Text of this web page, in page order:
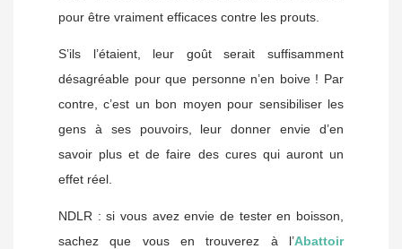
pour être vraiment efficaces contre les prouts.
S’ils l’étaient, leur goût serait suffisamment
désagréable pour que personne n’en boive ! Par
contre, c’est un bon moyen pour sensibiliser les
gens à ses pouvoirs, leur donner envie d’en
savoir plus et de faire des cures qui auront un
effet réel.
NDLR : si vous avez envie de tester en boisson,
sachez que vous en trouverez à l’Abattoir